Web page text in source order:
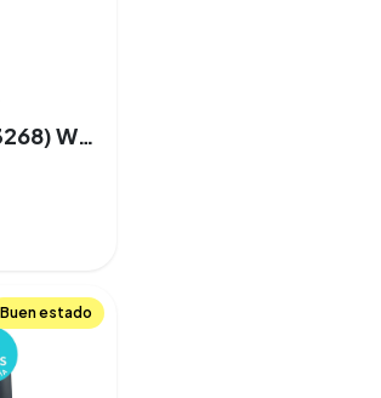
APPLE IPAD AIR M3 (A3268) WIFI 13" 8 GB 128 GB IOS
Buen estado